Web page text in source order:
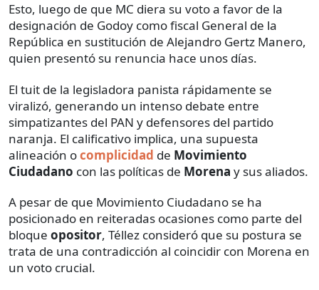
Esto, luego de que MC diera su voto a favor de la
designación de Godoy como fiscal General de la
República en sustitución de Alejandro Gertz Manero,
quien presentó su renuncia hace unos días.
El tuit de la legisladora panista rápidamente se
viralizó, generando un intenso debate entre
simpatizantes del PAN y defensores del partido
naranja. El calificativo implica, una supuesta
alineación ocomplicidad de Movimiento
Ciudadano con las políticas de Morena y sus aliados.
A pesar de que Movimiento Ciudadano se ha
posicionado en reiteradas ocasiones como parte del
bloque opositor, Téllez consideró que su postura se
trata de una contradicción al coincidir con Morena en
un voto crucial.